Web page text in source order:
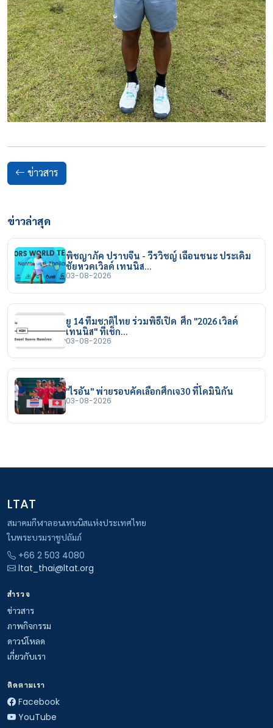
ข่าวสาร
ข่าวล่าสุด
พิชญาภัค ปราบจีน - วีรวิชญ์ เฉือนชนะ ประเดิม
ชัยหวดเวิลด์ เทนนิส…
03-08-2026
ยู 14 ทีมชาติไทย ร่วมพิธีเปิด ศึก "2026 เวิลด์
เทนนิส" ที่เช็ก…
03-08-2026
"ไรอัน" พ่ายรอบคัดเลือกศึกเจ30 ที่โดมินิกัน
03-08-2026
LTAT
สมาคมกีฬาลอนเทนนิสแห่งประเทศไทย
ในพระบรมราชูปถัมภ์
+66 2 503 4080
ltat_thai@ltat.org
สำรวจ
ข่าวสาร
ภาพกิจกรรม
ดาวน์โหลด
เกี่ยวกับเรา
ติดตามเรา
Facebook
YouTube